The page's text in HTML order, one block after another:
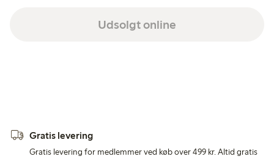
Udsolgt online
Gratis levering
Gratis levering for medlemmer ved køb over 499 kr. Altid gratis